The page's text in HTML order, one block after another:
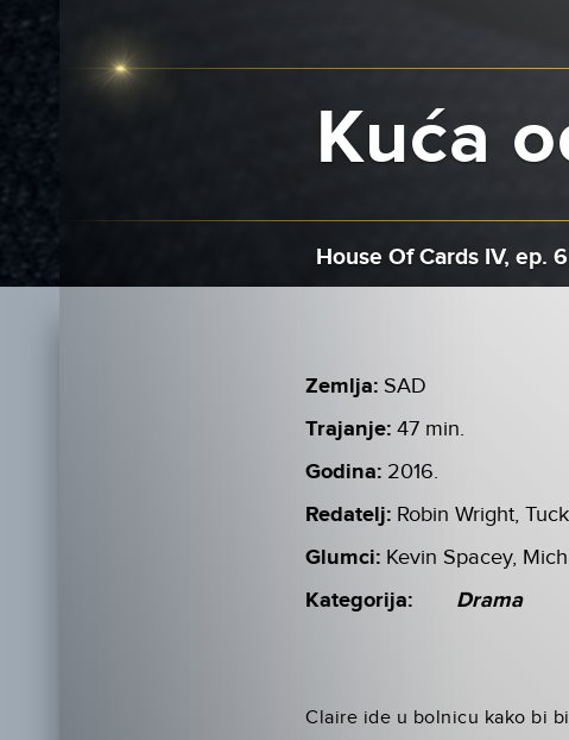
Kuća
House Of Cards IV, ep. 6
Zemlja: SAD
Trajanje: 47 min.
Godina: 2016.
Redatelj: Robin Wright,
Glumci: Kevin Spacey,
Kategorija: Drama
Claire ide u bolnicu kako bi